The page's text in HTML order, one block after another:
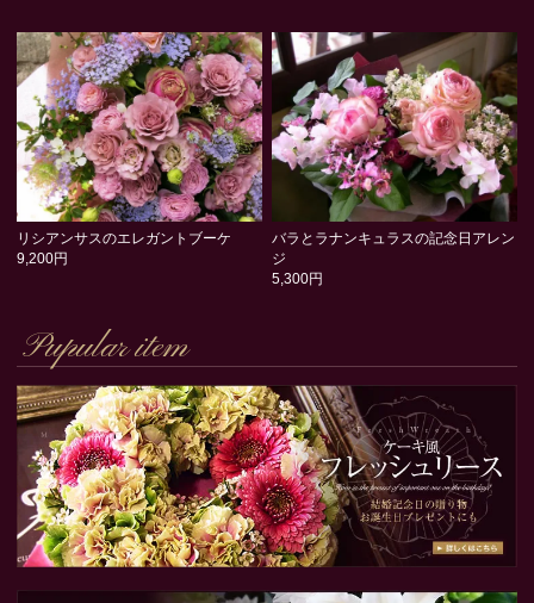
リシアンサスのエレガントブーケ
9,200円
バラとラナンキュラスの記念日アレン
ジ
5,300円
Pupular item